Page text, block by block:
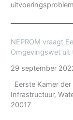
NEPROM vraagt
Omgevingswet uit
29 september
Eerste Kamer
Infrastructuur,
20017